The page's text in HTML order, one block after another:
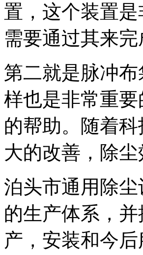
置，这个装置
需要通过其来完
第二就是脉冲
样也是非常重
的帮助。随着
大的改善，除
泊头市通用除
的生产体系，
产，安装和今